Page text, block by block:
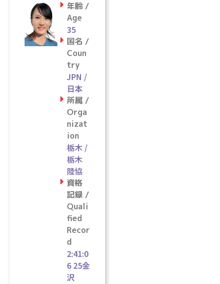
年齢 /
Age
35
国名 /
Coun
try
JPN /
日本
所属 /
Orga
nizat
ion
栃木 /
栃木
陸協
資格
記録 /
Quali
fied
Recor
d
2:41:0
6 25金
沢